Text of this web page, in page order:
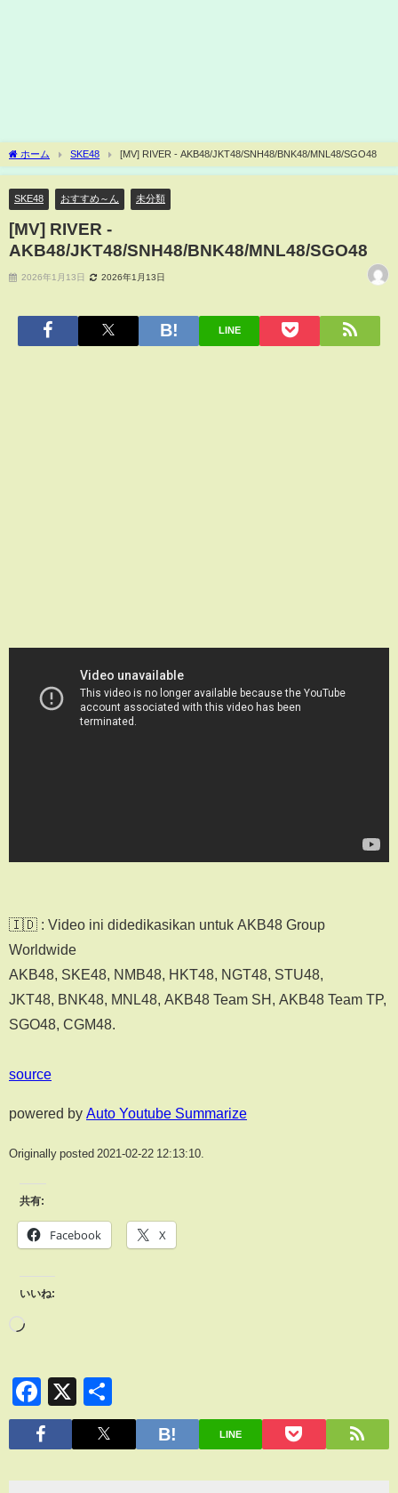
ホーム SKE48 [MV] RIVER - AKB48/JKT48/SNH48/BNK48/MNL48/SGO48
SKE48 おすすめ～ん 未分類
[MV] RIVER -
AKB48/JKT48/SNH48/BNK48/MNL48/SGO48
2026年1月13日 2026年1月13日
LINE
🇮🇩 : Video ini didedikasikan untuk AKB48 Group
Worldwide
AKB48, SKE48, NMB48, HKT48, NGT48, STU48,
JKT48, BNK48, MNL48, AKB48 Team SH, AKB48 Team TP,
SGO48, CGM48.
source
powered by Auto Youtube Summarize
Originally posted 2021-02-22 12:13:10.
共有:
Facebook X
いいね:
Facebook
X
有
LINE